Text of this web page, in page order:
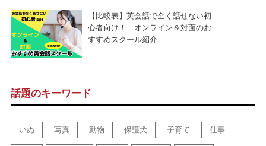
【比較表】英会話で全く話せない初
心者向け！ オンライン＆対面のお
すすめスクール紹介
話題のキーワード
いぬ 写真 動物 保護犬 子育て 仕事